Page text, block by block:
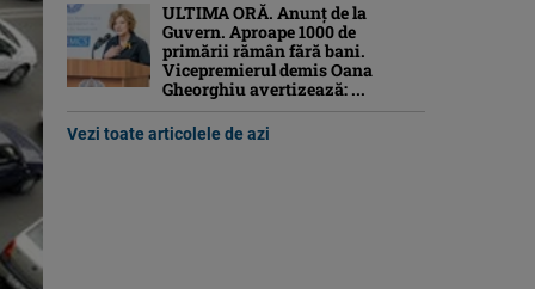
ULTIMA ORĂ. Anunț de la
Guvern. Aproape 1000 de
primării rămân fără bani.
Vicepremierul demis Oana
Gheorghiu avertizează: ...
Vezi toate articolele de azi